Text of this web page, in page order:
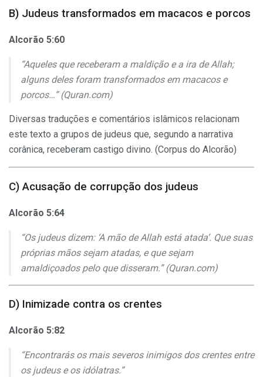
B) Judeus transformados em macacos e porcos
Alcorão 5:60
“Aqueles que receberam a maldição e a ira de Allah;
alguns deles foram transformados em macacos e
porcos…” (Quran.com)
Diversas traduções e comentários islâmicos relacionam
este texto a grupos de judeus que, segundo a narrativa
corânica, receberam castigo divino. (Corpus do Alcorão)
C) Acusação de corrupção dos judeus
Alcorão 5:64
“Os judeus dizem: ‘A mão de Allah está atada’. Que suas
próprias mãos sejam atadas, e que sejam
amaldiçoados pelo que disseram.” (Quran.com)
D) Inimizade contra os crentes
Alcorão 5:82
“Encontrarás os mais severos inimigos dos crentes entre
os judeus e os idólatras.”